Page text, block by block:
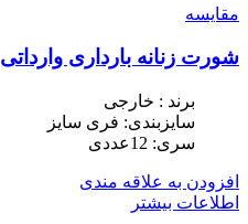
مقایسه
شورت زنانه بارداری وارداتی
برند : خارجی
سایزبندی: فری سایز
سری: 12عددی
افزودن به علاقه مندی
اطلاعات بیشتر